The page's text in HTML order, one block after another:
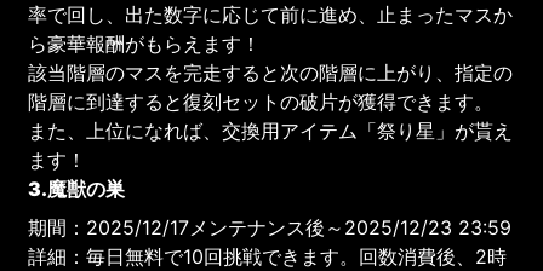
率で回し、出た数字に応じて前に進め、止まったマスか
ら豪華報酬がもらえます！
該当階層のマスを完走すると次の階層に上がり、指定の
階層に到達すると復刻セットの破片が獲得できます。
また、上位になれば、交換用アイテム「祭り星」が貰え
ます！
3.魔獣の巣
期間：2025/12/17メンテナンス後～2025/12/23 23:59
詳細：毎日無料で10回挑戦できます。回数消費後、2時